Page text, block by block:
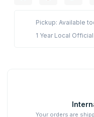
Pickup: Available
1 Year Local
Your orders are